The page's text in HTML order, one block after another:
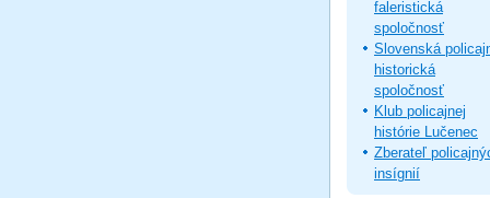
faleristická
spoločnosť
Slovenská
historická
spoločnosť
Klub policajnej
histórie Lučenec
Zberateľ
insígnií